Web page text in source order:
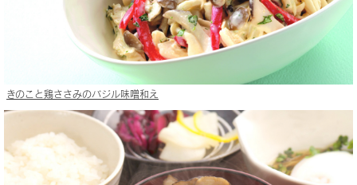
きのこと鶏ささみのバジル味噌和え